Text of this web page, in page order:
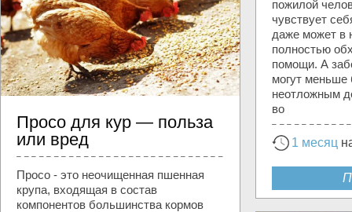
пожилой
чувствует
даже может в
полностью
помощи. А
могут меньше
неотложным
во
1 месяц
Просо для кур — польза
или вред
Просо - это неочищенная пшенная
крупа, входящая в состав
компонентов большинства кормов